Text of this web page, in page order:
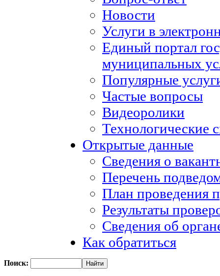
Новости
Услуги в
Единый портал
муниципальных
Популярные
Частые вопросы
Видеоролики
Технологические
Открытые данные
Сведения о
Перечень
План
Результаты
Сведения об
Как обратиться
Поиск: